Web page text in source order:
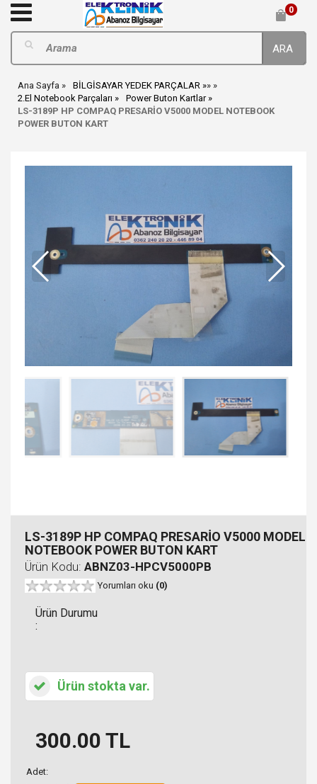
0
ARA
Ana Sayfa BİLGİSAYAR YEDEK PARÇALAR
»
2.El Notebook Parçaları
»
Power Buton Kartlar
LS-3189P HP COMPAQ PRESARİO V5000 MODEL NOTEBOOK
POWER BUTON KART
LS-3189P HP COMPAQ PRESARİO V5000 MODEL
NOTEBOOK POWER BUTON KART
Ürün Kodu: ABNZ03-HPCV5000PB
Yorumları oku (0)
Ürün Durumu
:
Ürün stokta var.
300.00 TL
Adet: